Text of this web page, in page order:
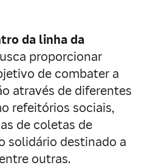
da linha da
proporcionar
de combater a
através de diferentes
refeitórios sociais,
de coletas de
solidário destinado a
outras.